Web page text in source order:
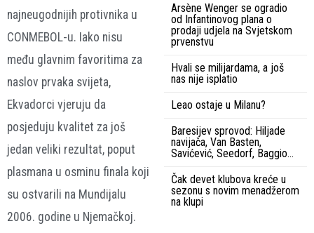
najneugodnijih protivnika u
CONMEBOL-u. Iako nisu
među glavnim favoritima za
naslov prvaka svijeta,
Ekvadorci vjeruju da
posjeduju kvalitet za još
jedan veliki rezultat, poput
plasmana u osminu finala koji
su ostvarili na Mundijalu
2006. godine u Njemačkoj.
Arsène Wenger se ogradio
od Infantinovog plana o
prodaji udjela na Svjetskom
prvenstvu
Hvali se milijardama, a još
nas nije isplatio
Leao ostaje u Milanu?
Baresijev sprovod: Hiljade
navijača, Van Basten,
Savićević, Seedorf, Baggio…
Čak devet klubova kreće u
sezonu s novim menadžerom
na klupi